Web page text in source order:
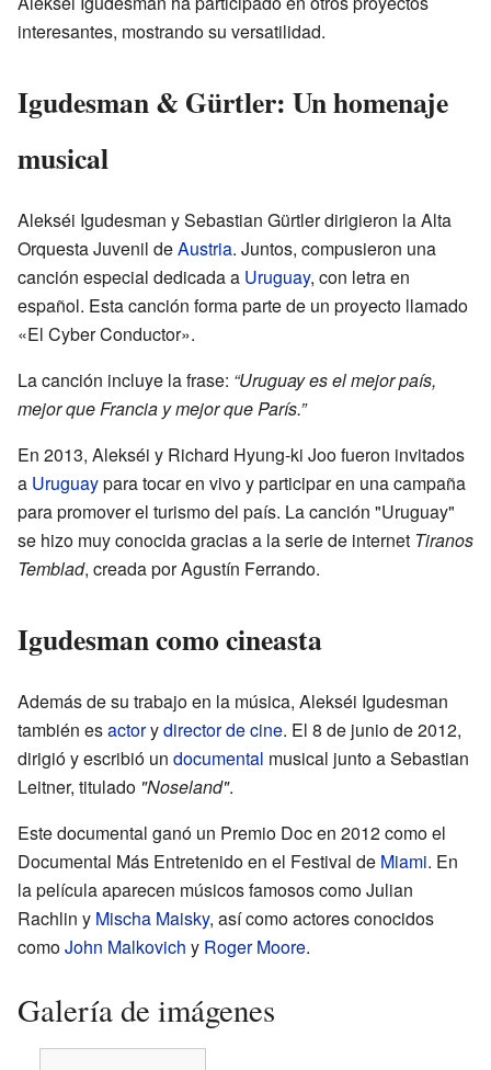
interesantes, mostrando su versatilidad.
Igudesman & Gürtler: Un homenaje
musical
Alekséi Igudesman y Sebastian Gürtler dirigieron la Alta
Orquesta Juvenil deAustria. Juntos, compusieron una
canción especial dedicada a Uruguay, con letra en
español. Esta canción forma parte de un proyecto llamado
«El Cyber Conductor».
La canción incluye la frase: “Uruguay es el mejor país,
mejor que Francia y mejor que París.”
En 2013, Alekséi y Richard Hyung-ki Joo fueron invitados
a Uruguaypara tocar en vivo y participar en una campaña
para promover el turismo del país. La canción "Uruguay"
se hizo muy conocida gracias a la serie de internet Tiranos
Temblad, creada por Agustín Ferrando.
Igudesman como cineasta
Además de su trabajo en la música, Alekséi Igudesman
también esactorydirector de cine. El 8 de junio de 2012,
dirigió y escribió un documental musical junto a Sebastian
Leitner, titulado "Noseland".
Este documental ganó un Premio Doc en 2012 como el
Documental Más Entretenido en el Festival de Miami. En
la película aparecen músicos famosos como Julian
Rachlin y Mischa Maisky, así como actores conocidos
comoJohn Malkovich y Roger Moore.
Galería de imágenes